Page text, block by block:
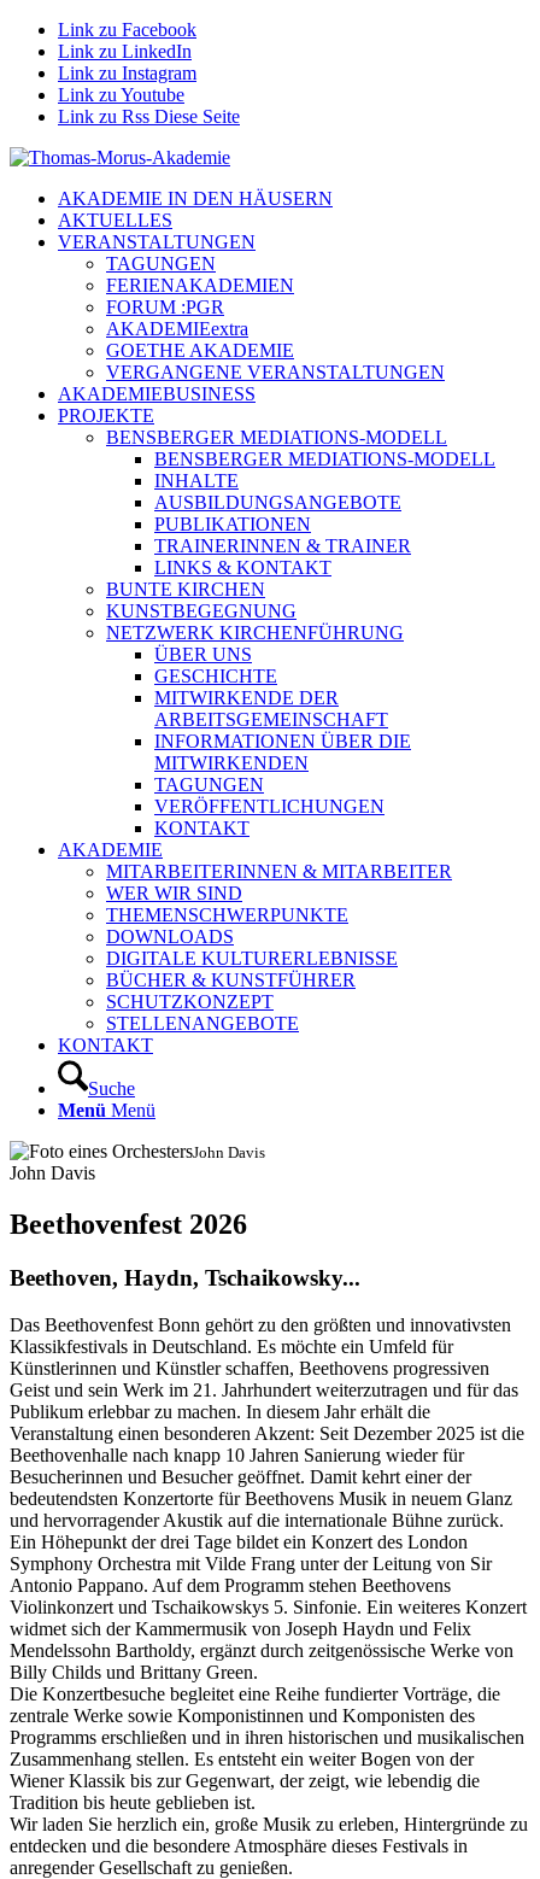
Link zu Facebook
Link zu LinkedIn
Link zu Instagram
Link zu Youtube
Link zu Rss Diese Seite
AKADEMIE IN DEN HÄUSERN
AKTUELLES
VERANSTALTUNGEN
TAGUNGEN
FERIENAKADEMIEN
FORUM :PGR
AKADEMIEextra
GOETHE AKADEMIE
VERGANGENE VERANSTALTUNGEN
AKADEMIEBUSINESS
PROJEKTE
BENSBERGER MEDIATIONS-MODELL
BENSBERGER MEDIATIONS-MODELL
INHALTE
AUSBILDUNGSANGEBOTE
PUBLIKATIONEN
TRAINERINNEN & TRAINER
LINKS & KONTAKT
BUNTE KIRCHEN
KUNSTBEGEGNUNG
NETZWERK KIRCHENFÜHRUNG
ÜBER UNS
GESCHICHTE
MITWIRKENDE DER
ARBEITSGEMEINSCHAFT
INFORMATIONEN ÜBER DIE
MITWIRKENDEN
TAGUNGEN
VERÖFFENTLICHUNGEN
KONTAKT
AKADEMIE
MITARBEITERINNEN & MITARBEITER
WER WIR SIND
THEMENSCHWERPUNKTE
DOWNLOADS
DIGITALE KULTURERLEBNISSE
BÜCHER & KUNSTFÜHRER
SCHUTZKONZEPT
STELLENANGEBOTE
KONTAKT
Suche
Menü Menü
John Davis
John Davis
Beethovenfest 2026
Beethoven, Haydn, Tschaikowsky...
Das Beethovenfest Bonn gehört zu den größten und innovativsten
Klassikfestivals in Deutschland. Es möchte ein Umfeld für
Künstlerinnen und Künstler schaffen, Beethovens progressiven
Geist und sein Werk im 21. Jahrhundert weiterzutragen und für das
Publikum erlebbar zu machen. In diesem Jahr erhält die
Veranstaltung einen besonderen Akzent: Seit Dezember 2025 ist die
Beethovenhalle nach knapp 10 Jahren Sanierung wieder für
Besucherinnen und Besucher geöffnet. Damit kehrt einer der
bedeutendsten Konzertorte für Beethovens Musik in neuem Glanz
und hervorragender Akustik auf die internationale Bühne zurück.
Ein Höhepunkt der drei Tage bildet ein Konzert des London
Symphony Orchestra mit Vilde Frang unter der Leitung von Sir
Antonio Pappano. Auf dem Programm stehen Beethovens
Violinkonzert und Tschaikowskys 5. Sinfonie. Ein weiteres Konzert
widmet sich der Kammermusik von Joseph Haydn und Felix
Mendelssohn Bartholdy, ergänzt durch zeitgenössische Werke von
Billy Childs und Brittany Green.
Die Konzertbesuche begleitet eine Reihe fundierter Vorträge, die
zentrale Werke sowie Komponistinnen und Komponisten des
Programms erschließen und in ihren historischen und musikalischen
Zusammenhang stellen. Es entsteht ein weiter Bogen von der
Wiener Klassik bis zur Gegenwart, der zeigt, wie lebendig die
Tradition bis heute geblieben ist.
Wir laden Sie herzlich ein, große Musik zu erleben, Hintergründe zu
entdecken und die besondere Atmosphäre dieses Festivals in
anregender Gesellschaft zu genießen.